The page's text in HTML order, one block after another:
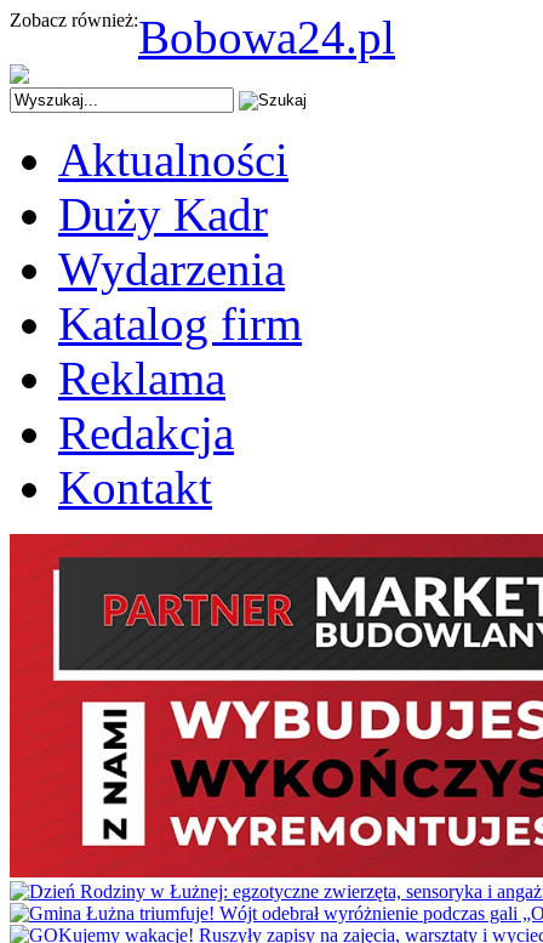
Zobacz również:Bobowa24.pl
Aktualności
Duży Kadr
Wydarzenia
Katalog firm
Reklama
Redakcja
Kontakt